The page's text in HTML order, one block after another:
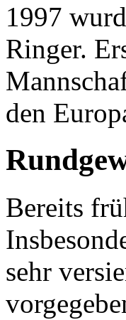
1997
Ringer.
den
Bereits
sehr